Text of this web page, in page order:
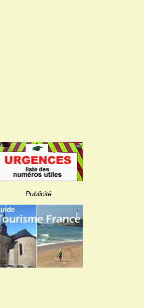
Publicité